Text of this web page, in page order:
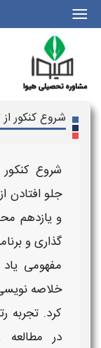
|||
شروع کنکور
شروع کنکور
جلو افتادن از
و یازدهم
گذاری و
مفهومی
خلاصه
کرد. تجربه
در مطالعه